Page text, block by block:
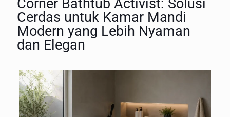
Corner Bathtub Activist: Solusi
Cerdas untuk Kamar Mandi
Modern yang Lebih Nyaman
dan Elegan